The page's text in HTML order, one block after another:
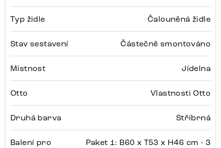
Typ židle Čalouněná židle
Stav sestavení Částečně smontováno
Místnost Jídelna
Otto Vlastnosti Otto
Druhá barva Stříbrná
Balení pro
Paket 1: B60 x T53 x H46 cm - 3